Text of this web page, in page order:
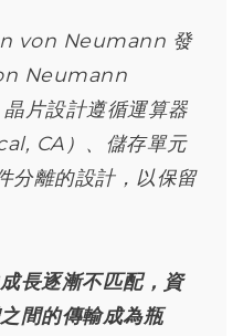
von Neumann 發
Neumann
片設計遵循運算器
CA）、儲存單元
分離的設計，以保留
長逐漸不匹配，資
間的傳輸成為瓶